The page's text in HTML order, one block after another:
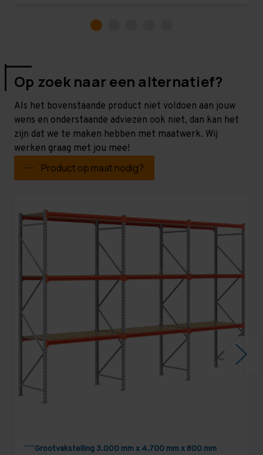
Op zoek naar een alternatief?
Als het bovenstaande product niet voldoen aan jouw
wens en onderstaande adviezen ook niet, dan kan het
zijn dat we te maken hebben met maatwerk. Wij
werken graag met jou mee!
Product op maat nodig?
Grootvakstelling 3.000 mm x 4.700 mm x 800 mm